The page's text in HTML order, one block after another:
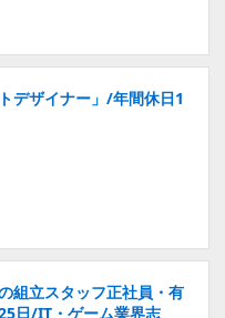
デザイナー」/年間休日1
組立スタッフ正社員・有
日/IT・ゲーム業界志